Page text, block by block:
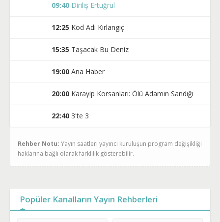
09:40 Diriliş Ertuğrul
12:25 Kod Adı Kırlangıç
15:35 Taşacak Bu Deniz
19:00 Ana Haber
20:00 Karayip Korsanları: Ölü Adamın Sandığı
22:40 3'te 3
Rehber Notu: Yayın saatleri yayıncı kuruluşun program değişikliği
haklarına bağlı olarak farklılık gösterebilir.
Popüler Kanalların Yayın Rehberleri